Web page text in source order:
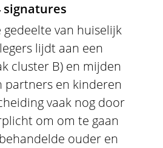
signatures
van huiselijk
lijdt aan een
cluster B) en mijden
partners en kinderen
vaak nog door
om om te gaan
ouder en